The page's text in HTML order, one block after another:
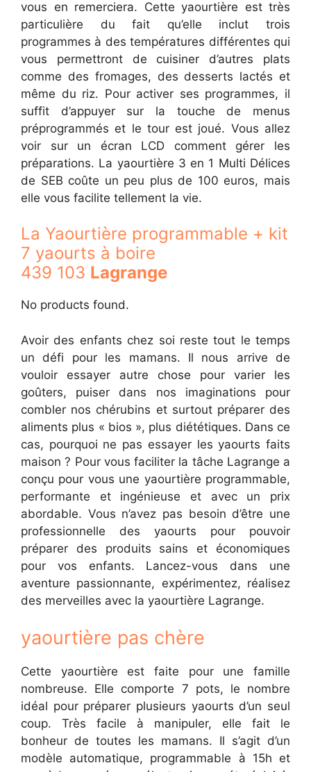
vous en remerciera. Cette yaourtière est très
particulière du fait qu’elle inclut trois
programmes à des températures différentes qui
vous permettront de cuisiner d’autres plats
comme des fromages, des desserts lactés et
même du riz. Pour activer ses programmes, il
suffit d’appuyer sur la touche de menus
préprogrammés et le tour est joué. Vous allez
voir sur un écran LCD comment gérer les
préparations. La yaourtière 3 en 1 Multi Délices
de SEB coûte un peu plus de 100 euros, mais
elle vous facilite tellement la vie.
La Yaourtière programmable + kit
7 yaourts à boire
439 103 Lagrange
No products found.
Avoir des enfants chez soi reste tout le temps
un défi pour les mamans. Il nous arrive de
vouloir essayer autre chose pour varier les
goûters, puiser dans nos imaginations pour
combler nos chérubins et surtout préparer des
aliments plus « bios », plus diététiques. Dans ce
cas, pourquoi ne pas essayer les yaourts faits
maison ? Pour vous faciliter la tâche Lagrange a
conçu pour vous une yaourtière programmable,
performante et ingénieuse et avec un prix
abordable. Vous n’avez pas besoin d’être une
professionnelle des yaourts pour pouvoir
préparer des produits sains et économiques
pour vos enfants. Lancez-vous dans une
aventure passionnante, expérimentez, réalisez
des merveilles avec la yaourtière Lagrange.
yaourtière pas chère
Cette yaourtière est faite pour une famille
nombreuse. Elle comporte 7 pots, le nombre
idéal pour préparer plusieurs yaourts d’un seul
coup. Très facile à manipuler, elle fait le
bonheur de toutes les mamans. Il s’agit d’un
modèle automatique, programmable à 15h et